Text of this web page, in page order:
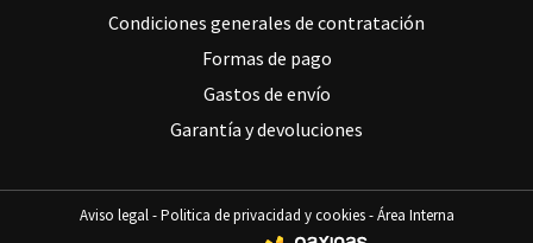
Condiciones generales de contratación
Formas de pago
Gastos de envío
Garantía y devoluciones
Aviso legal-Politica de privacidad y cookies-Área Interna